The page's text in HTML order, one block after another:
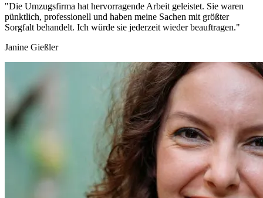
"Die Umzugsfirma hat hervorragende Arbeit geleistet. Sie waren
pünktlich, professionell und haben meine Sachen mit größter
Sorgfalt behandelt. Ich würde sie jederzeit wieder beauftragen."
Janine Gießler